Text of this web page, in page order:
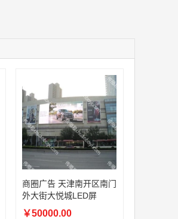
商圈广告 天津南开区南门
外大街大悦城LED屏
￥50000.00